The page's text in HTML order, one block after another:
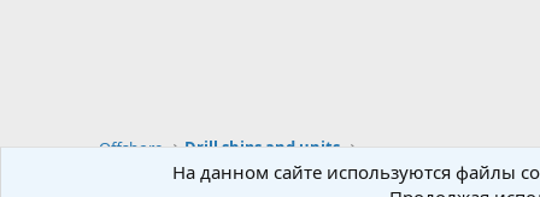
Offshore Drill ships and units
На данном сайте используются файлы